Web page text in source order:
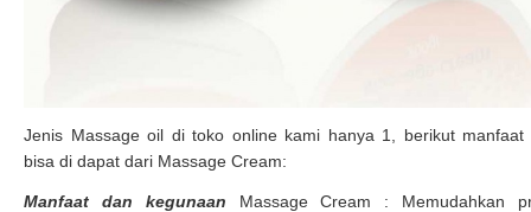
Jenis Massage oil di toko online kami hanya 1, berikut manfaat
bisa di dapat dari Massage Cream:
Manfaat dan kegunaan Massage Cream : Memudahkan